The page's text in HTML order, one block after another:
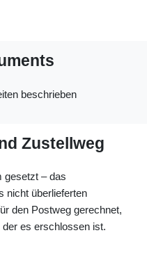
beschrieben
Zustellweg
gesetzt – das
nicht überlieferten
den Postweg gerechnet,
es erschlossen ist.